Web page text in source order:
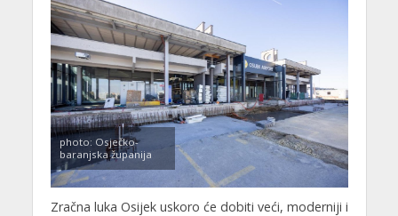
photo: Osječko-
baranjska županija
Zračna luka Osijek uskoro će dobiti veći, moderniji i